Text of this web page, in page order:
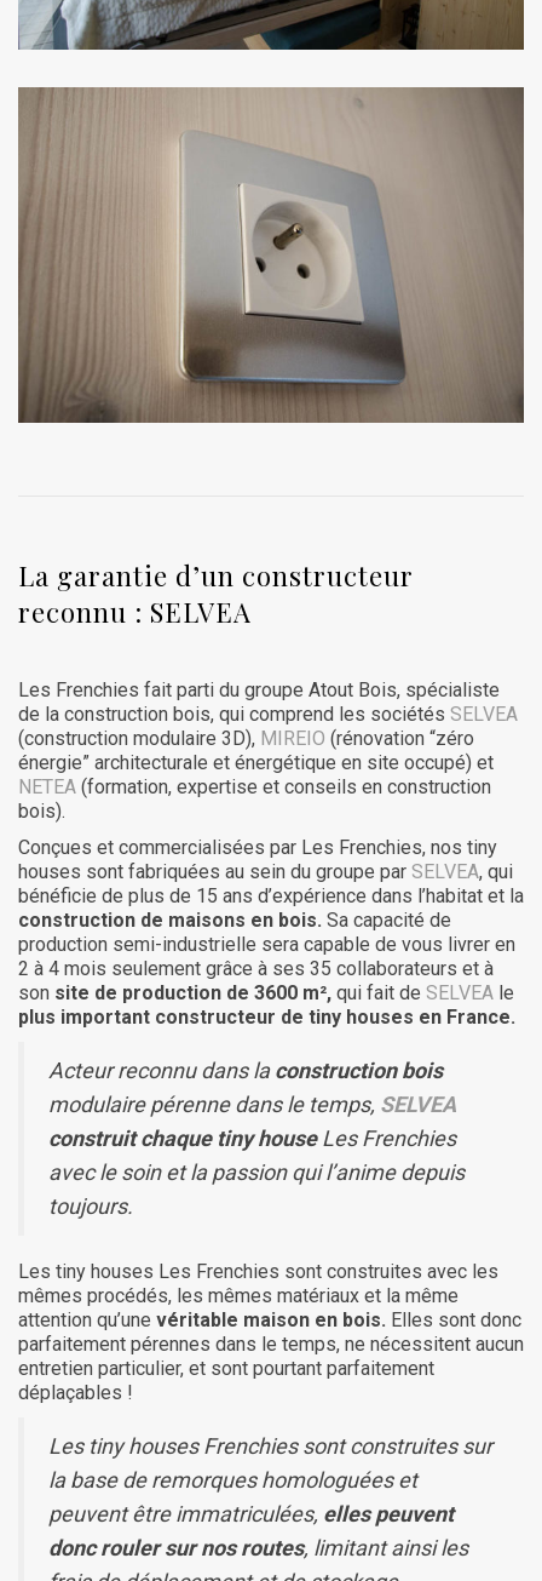
La garantie d’un constructeur
reconnu : SELVEA
Les Frenchies fait parti du groupe Atout Bois, spécialiste
de la construction bois, qui comprend les sociétés SELVEA
(construction modulaire 3D), MIREIO (rénovation “zéro
énergie” architecturale et énergétique en site occupé) et
NETEA (formation, expertise et conseils en construction
bois).
Conçues et commercialisées par Les Frenchies, nos tiny
houses sont fabriquées au sein du groupe par SELVEA, qui
bénéficie de plus de 15 ans d’expérience dans l’habitat et la
construction de maisons en bois. Sa capacité de
production semi-industrielle sera capable de vous livrer en
2 à 4 mois seulement grâce à ses 35 collaborateurs et à
son site de production de 3600 m², qui fait de SELVEA le
plus important constructeur de tiny houses en France.
Acteur reconnu dans laconstruction bois
modulaire pérenne dans le temps, SELVEA
construit chaque tiny houseLes Frenchies
avec le soin et la passion qui l’anime depuis
toujours.
Les tiny houses Les Frenchies sont construites avec les
mêmes procédés, les mêmes matériaux et la même
attention qu’une véritable maison en bois. Elles sont donc
parfaitement pérennes dans le temps, ne nécessitent aucun
entretien particulier, et sont pourtant parfaitement
déplaçables !
Les tiny houses Frenchies sont construites sur
la base de remorques homologuées et
peuvent être immatriculées, elles peuvent
donc rouler sur nos routes, limitant ainsi les